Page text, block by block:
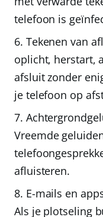
telefoon is
Tekenen van
oplicht, herstart,
afsluit zonder
je telefoon op
Vreemde
afluisteren.
E-mails en
Als je plotseling